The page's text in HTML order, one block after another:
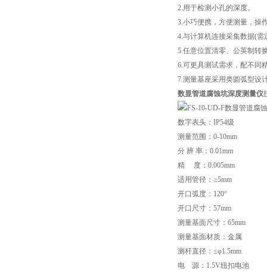
2.用于检测小孔的深度。
3.小巧便携，方便测量，操
4.与计算机连接采集数据(需
5.任意位置清零、公英制转
6.可更具测试需求，配不同
7.测量基座采用类圆弧型设
数显管道腐蚀坑深度测量仪
数字表头：IP54级
测量范围：0-10mm
分 辨 率：0.01mm
精 度：0.005mm
适用管径：≥5mm
开口弧度：120°
开口尺寸：57mm
测量基面尺寸：65mm
测量基面材质：金属
测杆直径：≤φ1.5mm
电 源：1.5V纽扣电池